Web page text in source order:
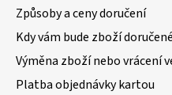
Způsoby a ceny doručení
Kdy vám bude zboží
Výměna zboží nebo vrácení
Platba objednávky kartou